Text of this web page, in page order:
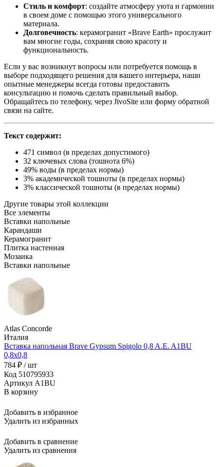
Стиль и комфорт: создайте атмосферу уюта и гармонии
в своем доме с помощью этого универсального
материала.
Долговечность: керамогранит «Brave Earth» прослужит
вам многие годы, сохраняя свою красоту и
функциональность.
Если у вас возникнут вопросы или потребуется помощь в
выборе подходящего решения для вашего интерьера, наши
опытные менеджеры всегда готовы предоставить
консультацию и помочь сделать правильный выбор.
Обращайтесь по телефону, через JivoSite или форму обратной
связи на сайте.
Текст содержит:
471 символ (в пределах допустимого)
32 ключевых слова (тошнота 6%)
49% воды (в пределах нормы)
3% академической тошноты (в пределах нормы)
3% классической тошноты (в пределах нормы)
Другие товары этой коллекции
Все элементы
Вставки напольные
Карандаши
Керамогранит
Плитка настенная
Мозаика
Вставки напольные
Atlas Concorde
Италия
Вставка напольная Brave Gypsum Spigolo 0,8 A.E. A1BU
0,8x0,8
784 ₽ / шт
Код 510795933
Артикул A1BU
В корзину
Добавить в избранное
Удалить из избранных
Добавить в сравнение
Удалить из сравнения